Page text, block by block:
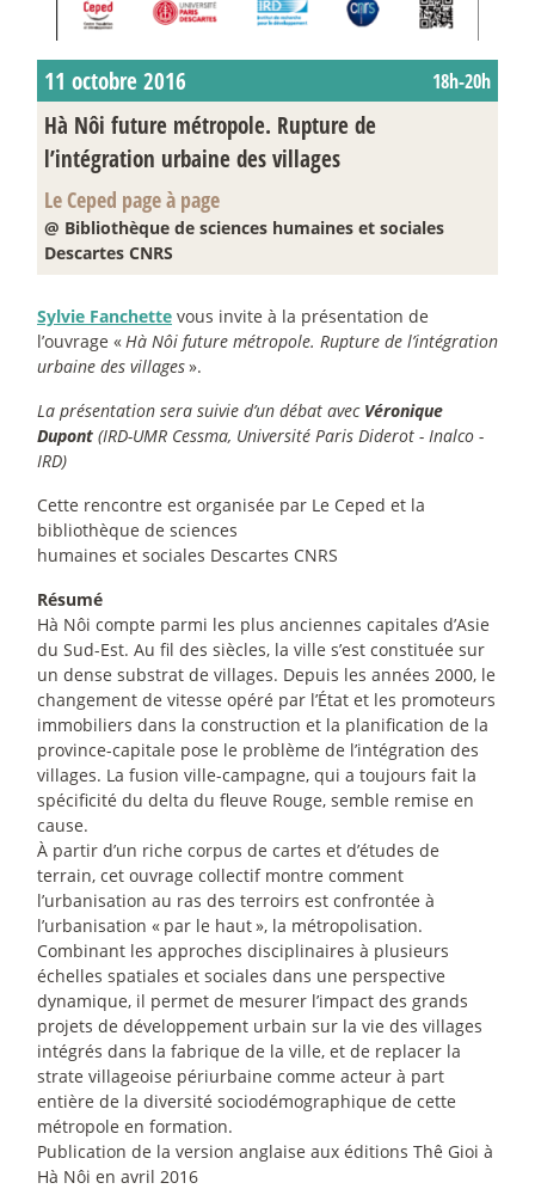
11 octobre 2016 18h-20h
Hà Nôi future métropole. Rupture de
l’intégration urbaine des villages
Le Ceped page à page
@ Bibliothèque de sciences humaines et sociales
Descartes CNRS
Sylvie Fanchette vous invite à la présentation de
l’ouvrage « Hà Nôi future métropole. Rupture de l’intégration
urbaine des villages».
La présentation sera suivie d’un débat avec Véronique
Dupont (IRD-UMR Cessma, Université Paris Diderot - Inalco -
IRD)
Cette rencontre est organisée par Le Ceped et la
bibliothèque de sciences
humaines et sociales Descartes CNRS
Résumé
Hà Nôi compte parmi les plus anciennes capitales d’Asie
du Sud-Est. Au fil des siècles, la ville s’est constituée sur
un dense substrat de villages. Depuis les années 2000, le
changement de vitesse opéré par l’État et les promoteurs
immobiliers dans la construction et la planification de la
province-capitale pose le problème de l’intégration des
villages. La fusion ville-campagne, qui a toujours fait la
spécificité du delta du fleuve Rouge, semble remise en
cause.
À partir d’un riche corpus de cartes et d’études de
terrain, cet ouvrage collectif montre comment
l’urbanisation au ras des terroirs est confrontée à
l’urbanisation « par le haut», la métropolisation.
Combinant les approches disciplinaires à plusieurs
échelles spatiales et sociales dans une perspective
dynamique, il permet de mesurer l’impact des grands
projets de développement urbain sur la vie des villages
intégrés dans la fabrique de la ville, et de replacer la
strate villageoise périurbaine comme acteur à part
entière de la diversité sociodémographique de cette
métropole en formation.
Publication de la version anglaise aux éditions Thê Gioi à
Hà Nôi en avril 2016